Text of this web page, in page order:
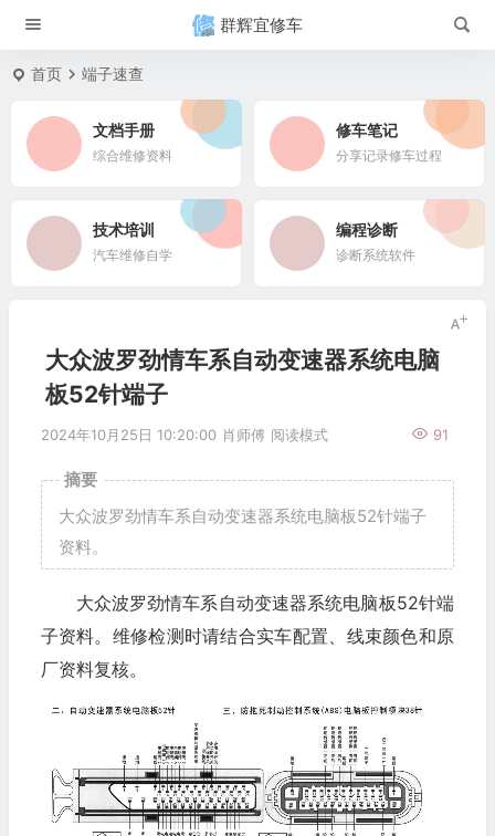
群辉宜修车
首页 端子速查
文档手册
综合维修资料
修车笔记
分享记录修车过程
技术培训
汽车维修自学
编程诊断
诊断系统软件
大众波罗劲情车系自动变速器系统电脑
板52针端子
2024年10月25日 10:20:00 肖师傅 91
阅读模式
摘要
大众波罗劲情车系自动变速器系统电脑板52针端子
资料。
大众波罗劲情车系自动变速器系统电脑板52针端
子资料。维修检测时请结合实车配置、线束颜色和原
厂资料复核。